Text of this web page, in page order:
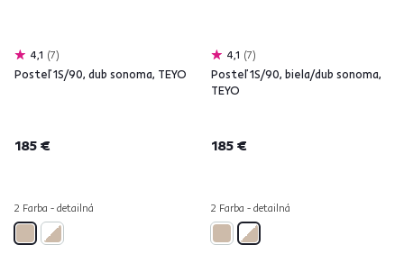
4,1 7
Posteľ 1S/90, dub sonoma, TEYO
185 €
2 Farba - detailná
4,1 7
Posteľ 1S/90, biela/dub sonoma,
TEYO
185 €
2 Farba - detailná